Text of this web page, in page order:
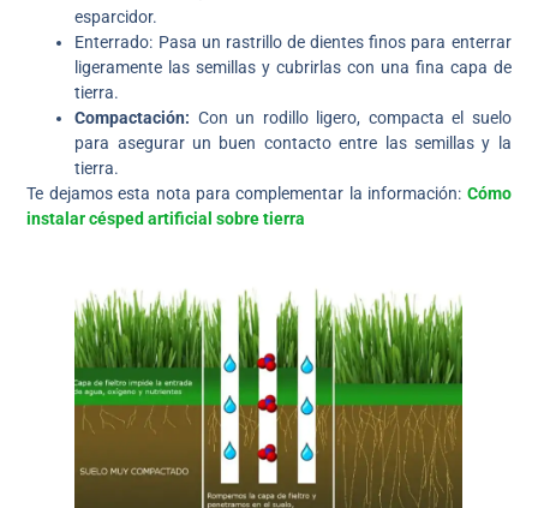
esparcidor.
Enterrado: Pasa un rastrillo de dientes finos para enterrar
ligeramente las semillas y cubrirlas con una fina capa de
tierra.
Compactación: Con un rodillo ligero, compacta el suelo
para asegurar un buen contacto entre las semillas y la
tierra.
Te dejamos esta nota para complementar la información: Cómo
instalar césped artificial sobre tierra